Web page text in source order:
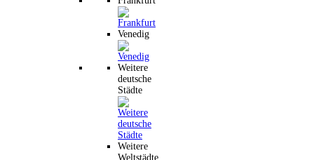
Venedig
Weitere
deutsche
Städte
Weitere
Weltstädte